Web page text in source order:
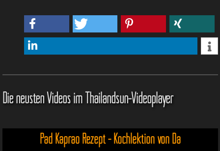
Die neusten Videos im Thailandsun-Videoplayer
Pad Kaprao Rezept - Kochlektion von Da